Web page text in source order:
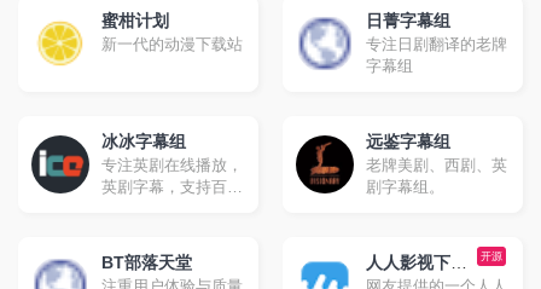
门bt种子磁力链迅雷
下载网站，是下载了
解高清电影的不二之
蜜柑计划
新一代的动漫下载站
日菁字幕组
专注日剧翻译的老牌
字幕组
冰冰字幕组
专注英剧在线播放，
英剧字幕，支持百度
远鉴字幕组
老牌美剧、西剧、英
剧字幕组。
BT部落天堂 开源
人人影视下载